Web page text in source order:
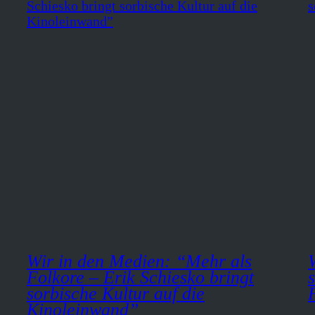
Wir in den Medien: “Mehr als
Folkore – Erik Schiesko bringt
sorbische Kultur auf die
Kinoleinwand”